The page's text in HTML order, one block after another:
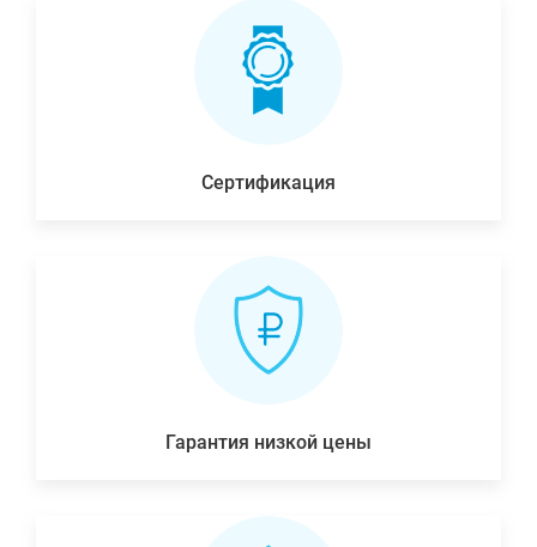
Сертификация
Гарантия низкой цены